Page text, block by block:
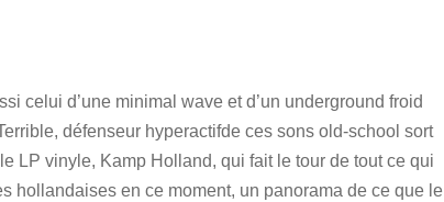
celui d’une minimal wave et d’un underground froid
défenseur hyperactifde ces sons old-school sort
LP vinyle, Kamp Holland, qui fait le tour de tout ce qui
hollandaises en ce moment, un panorama de ce que le